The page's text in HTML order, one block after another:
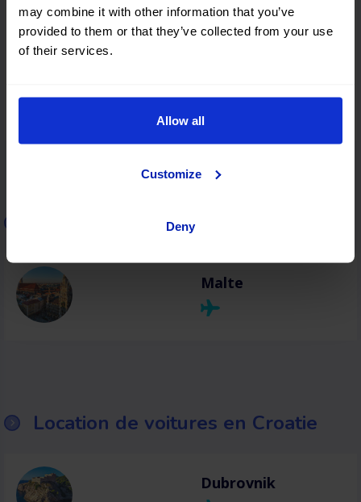
may combine it with other information that you’ve
provided to them or that they’ve collected from your use
of their services.
Allow all
Customize
Deny
Athènes
Location de voitures à Malte
Malte
Location de voitures en Croatie
Dubrovnik